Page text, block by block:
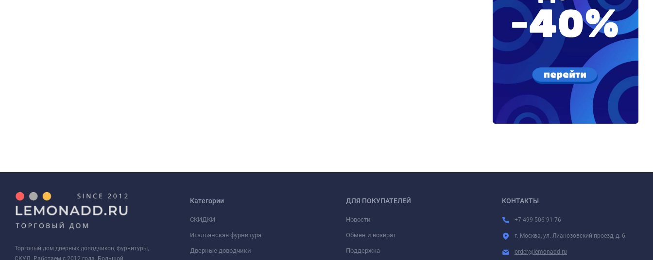
Торговый дом дверных доводчиков, фурнитуры,
СКУД. Работаем с 2012 года. Большой
Категории
СКИДКИ
Итальянская фурнитура
Дверные доводчики
ДЛЯ ПОКУПАТЕЛЕЙ
Новости
Обмен и возврат
Поддержка
КОНТАКТЫ
+7 499 506-91-76
г. Москва, ул. Лианозовский проезд, д. 6
order@lemonadd.ru